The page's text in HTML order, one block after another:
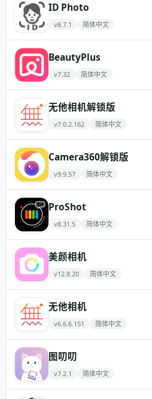
ID Photo
v8.7.1 简体中文
BeautyPlus
v7.32 简体中文
无他相机解锁版
v7.0.2.162 简体中文
Camera360解锁版
v9.9.57 简体中文
ProShot
v8.31.5 简体中文
美颜相机
v12.8.20 简体中文
无他相机
v6.6.6.151 简体中文
图叨叨
v7.2.1 简体中文